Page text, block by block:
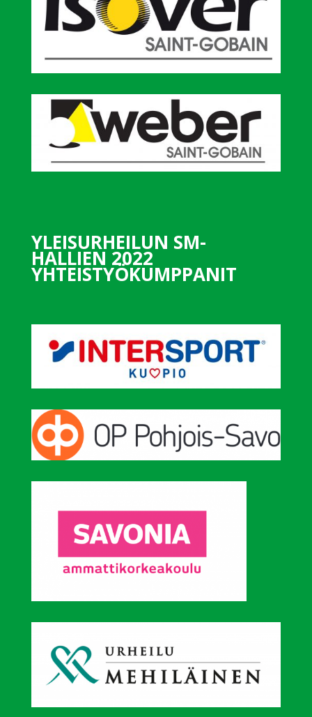
YLEISURHEILUN SM-
HALLIEN 2022
YHTEISTYÖKUMPPANIT